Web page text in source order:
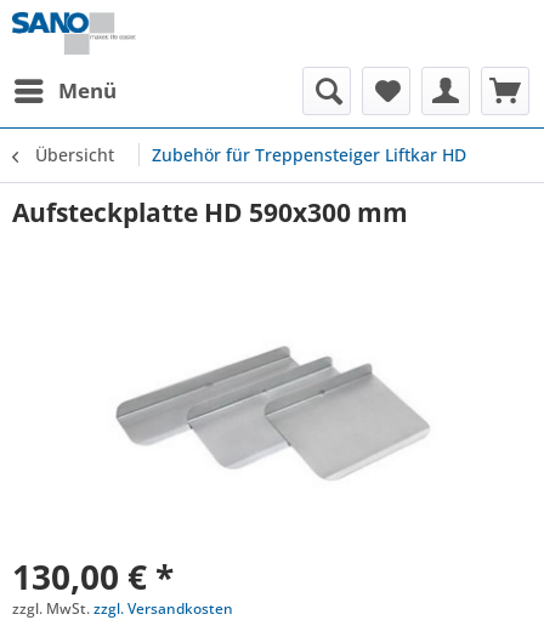
Menü
Übersicht Zubehör für Treppensteiger Liftkar HD
Aufsteckplatte HD 590x300 mm
130,00 € *
zzgl. MwSt.zzgl. Versandkosten